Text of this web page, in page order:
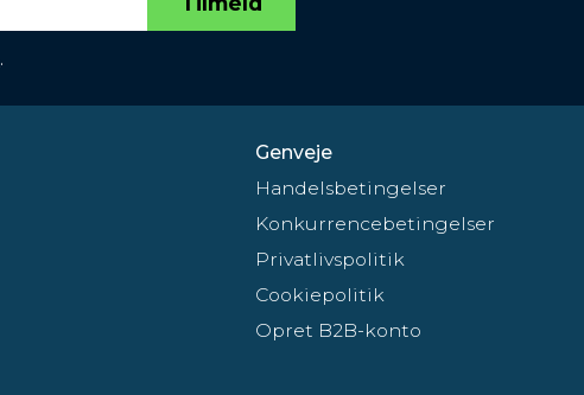
.
Genveje
Handelsbetingelser
Konkurrencebetingelser
Privatlivspolitik
Cookiepolitik
Opret B2B-konto